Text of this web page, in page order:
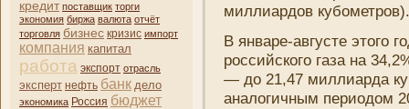
кредит поставщик торги
экономия биржа валюта отчёт
торговля бизнес кризис импорт
компани­я капитал
работа экспорт отрасль
эксперт нефть банк дело
экономика Россия бюджет
миллиардов кубометров).
В январе-августе этого
российского газа на
— до 21,47 миллиарда
аналогичным периодом